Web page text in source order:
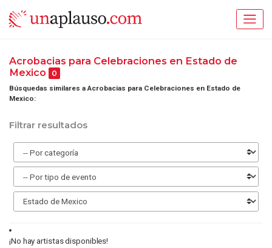
Acrobacias para Celebraciones en Estado de
Mexico
0
Búsquedas similares a Acrobacias para Celebraciones en Estado de
Mexico:
Filtrar resultados
¡No hay artistas disponibles!